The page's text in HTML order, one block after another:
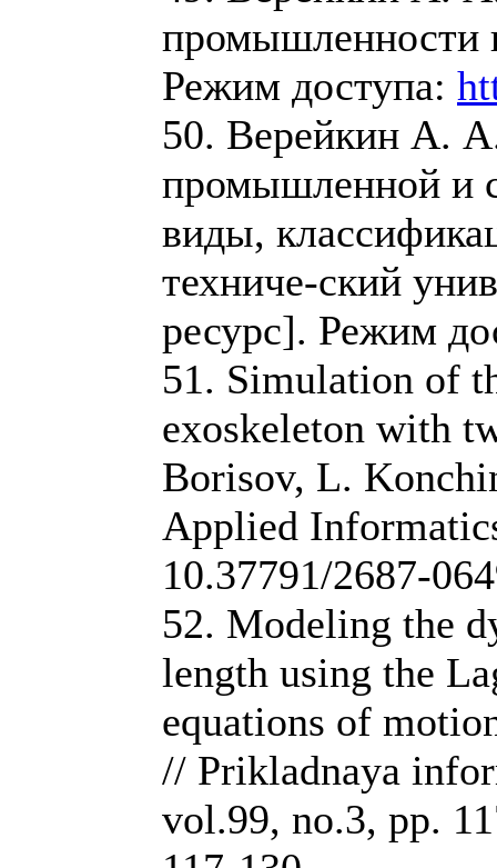
промышленности
Режим доступа:
50. Верейкин А.
промышленной и
виды,
техниче-ский
ресурс]. Режим
51. Simulation of
exoskeleton with
Borisov, L.
Applied
10.37791/2687-
52. Modeling the
length using the
equations of
// Prikladnaya
vol.99, no.3, pp.